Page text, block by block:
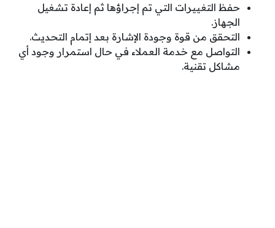
حفظ التغييرات التي تم إجراؤها ثم إعادة تشغيل
الجهاز.
التحقق من قوة وجودة الإشارة بعد إتمام التحديث.
التواصل مع خدمة العملاء في حال استمرار وجود أي
مشاكل تقنية.